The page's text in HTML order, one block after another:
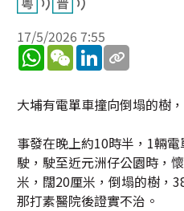
17/5/2026 7:55
WhatsApp
WeChatLinkedIn
大埔有電單車撞向倒塌的樹
事發在晚上約10時半，1輛
駛，駛至近元洲仔公園時，
米，闊20厘米，倒塌的樹，
那打素醫院後證實不治。